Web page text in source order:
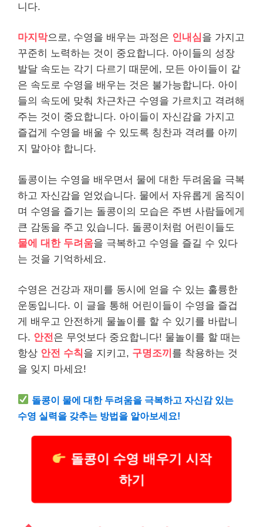
니다.
마지막으로, 수영을 배우는 과정은 인내심을 가지고
꾸준히 노력하는 것이 중요합니다. 아이들의 성장
발달 속도는 각기 다르기 때문에, 모든 아이들이 같
은 속도로 수영을 배우는 것은 불가능합니다. 아이
들의 속도에 맞춰 차근차근 수영을 가르치고 격려해
주는 것이 중요합니다. 아이들이 자신감을 가지고
즐겁게 수영을 배울 수 있도록 칭찬과 격려를 아끼
지 말아야 합니다.
돌콩이는 수영을 배우면서 물에 대한 두려움을 극복
하고 자신감을 얻었습니다. 물에서 자유롭게 움직이
며 수영을 즐기는 돌콩이의 모습은 주변 사람들에게
큰 감동을 주고 있습니다. 돌콩이처럼 어린이들도
물에 대한 두려움을 극복하고 수영을 즐길 수 있다
는 것을 기억하세요.
수영은 건강과 재미를 동시에 얻을 수 있는 훌륭한
운동입니다. 이 글을 통해 어린이들이 수영을 즐겁
게 배우고 안전하게 물놀이를 할 수 있기를 바랍니
다. 안전은 무엇보다 중요합니다! 물놀이를 할 때는
항상 안전 수칙을 지키고, 구명조끼 를 착용하는 것
을 잊지 마세요!
돌콩이 물에 대한 두려움을 극복하고 자신감 있는
수영 실력을 갖추는 방법을 알아보세요!
돌콩이 수영 배우기 시작
하기